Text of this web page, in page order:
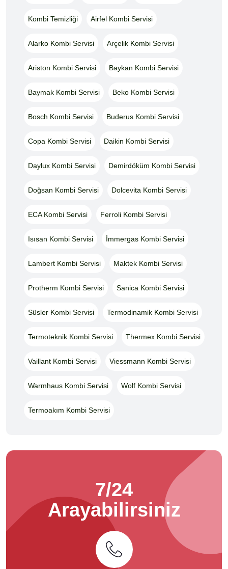
Kombi Temizliği Airfel Kombi Servisi
Alarko Kombi Servisi Arçelik Kombi Servisi
Ariston Kombi Servisi Baykan Kombi Servisi
Baymak Kombi Servisi Beko Kombi Servisi
Bosch Kombi Servisi Buderus Kombi Servisi
Copa Kombi Servisi Daikin Kombi Servisi
Daylux Kombi Servisi Demirdöküm Kombi Servisi
Doğsan Kombi Servisi Dolcevita Kombi Servisi
ECA Kombi Servisi Ferroli Kombi Servisi
Isısan Kombi Servisi İmmergas Kombi Servisi
Lambert Kombi Servisi Maktek Kombi Servisi
Protherm Kombi Servisi Sanica Kombi Servisi
Süsler Kombi Servisi Termodinamik Kombi Servisi
Termoteknik Kombi Servisi Thermex Kombi Servisi
Vaillant Kombi Servisi Viessmann Kombi Servisi
Warmhaus Kombi Servisi Wolf Kombi Servisi
Termoakım Kombi Servisi
7/24
Arayabilirsiniz